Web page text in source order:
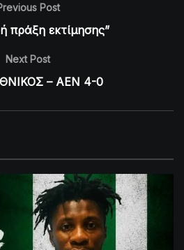
Post
πράξη εκτίμησης”
Next Post
– ΑΕΝ 4-0